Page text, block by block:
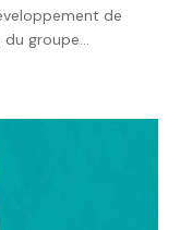
de
du groupe…